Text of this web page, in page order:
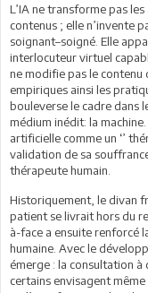
L’IA ne transforme pas
contenus ; elle n’invente
soignant–soigné. Elle
interlocuteur virtuel
ne modifie pas le
empiriques ainsi les
bouleverse le cadre dans
médium inédit: la
artificielle comme un ‘’
validation de sa
thérapeute humain.
Historiquement, le divan
patient se livrait hors du
à-face a ensuite renforcé
humaine. Avec le
émerge : la consultation
certains envisagent même